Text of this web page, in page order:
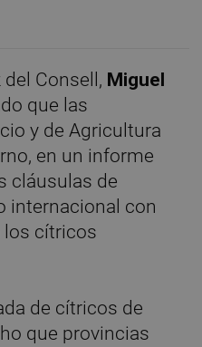
del Consell, Miguel
que las
y de Agricultura
en un informe
cláusulas de
internacional con
los cítricos
de cítricos de
que provincias